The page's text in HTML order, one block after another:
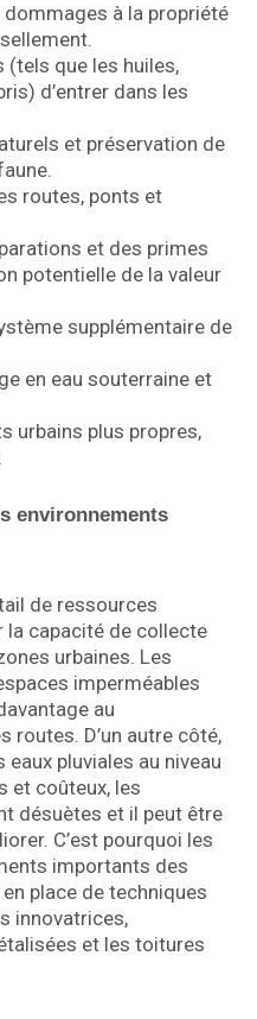
à la propriété
(tels que les huiles,
d’entrer dans les
et préservation de
routes, ponts et
et des primes
potentielle de la valeur
supplémentaire de
en eau souterraine et
urbains plus propres,
environnements
de ressources
la capacité de collecte
urbaines. Les
imperméables
au
routes. D’un autre côté,
pluviales au niveau
et coûteux, les
désuètes et il peut être
C’est pourquoi les
importants des
place de techniques
innovatrices,
et les toitures